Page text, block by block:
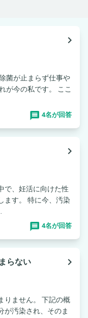
navigate_next
菌が止まらず仕事や
の私です。 ここ
4名が回答
navigate_next
で、妊活に向けた性
ます。 特に今、汚染
4名が回答
らない
navigate_next
りません。 下記の概
が汚染され、そのま